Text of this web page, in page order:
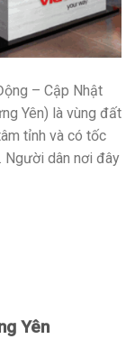
– Cập Nhật
Yên) là vùng đất
tỉnh và có tốc
Người dân nơi đây
Yên